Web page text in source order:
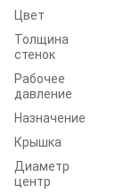
Цвет
Толщина
стенок
Рабочее
давление
Назначение
Крышка
Диаметр
центр